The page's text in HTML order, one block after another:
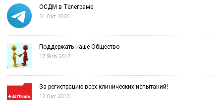
ОСДМ в Телеграме
31 Окт 2020
Поддержать наше Общество
17 Янв 2017
За регистрацию всех клинических испытаний!
12 Окт 2013